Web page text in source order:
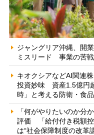
ジャングリア沖縄、開
ミスリード 事業の苦戦
キオクシアなどAI関連
投資妙味 資産1.5億円
時」と考える防衛・食
「何がやりたいのか分
評価 「給付付き税額控
は“社会保障制度の改革